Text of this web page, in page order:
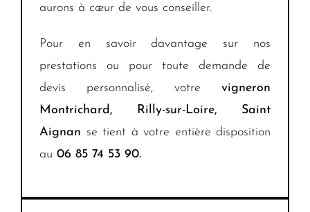
aurons à cœur de vous conseiller.
Pour en savoir davantage sur nos
prestations ou pour toute demande de
devis personnalisé, votre vigneron
Montrichard, Rilly-sur-Loire, Saint
Aignan se tient à votre entière disposition
au 06 85 74 53 90.